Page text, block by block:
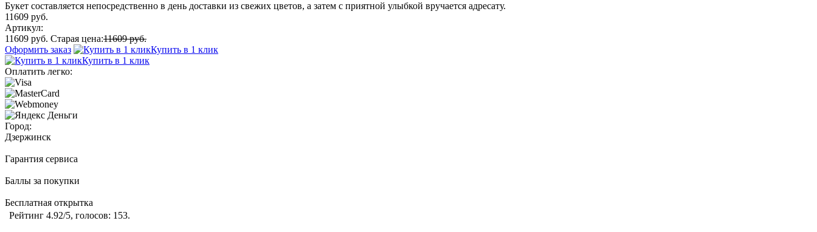
Букет составляется непосредственно в день доставки из свежих цветов, а затем с приятной улыбкой вручается адресату.
11609 руб.
Артикул:
11609 руб. Старая цена:11609 руб.
Оформить заказ
Купить в 1 клик
Купить в 1 клик
Оплатить легко:
Город:
Дзержинск
Гарантия сервиса
Баллы за покупки
Бесплатная открытка
Рейтинг 4.92/5, голосов: 153.